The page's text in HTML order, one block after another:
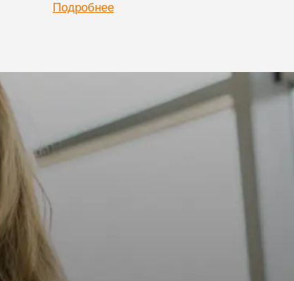
Подробнее